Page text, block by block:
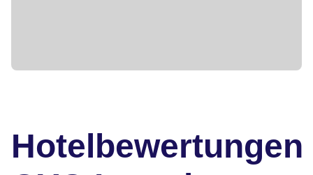
Hotelbewertungen